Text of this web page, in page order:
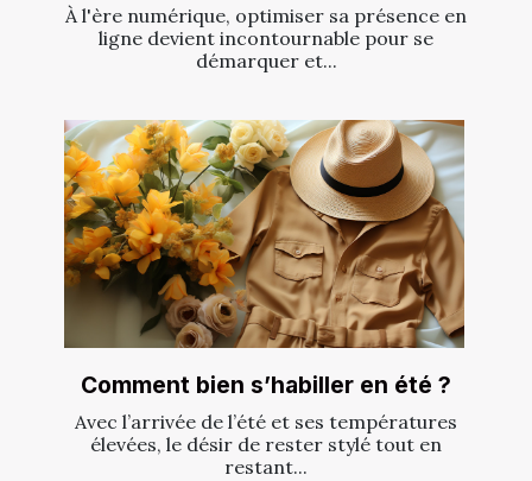
À l'ère numérique, optimiser sa présence en
ligne devient incontournable pour se
démarquer et...
Comment bien s’habiller en été ?
Avec l’arrivée de l’été et ses températures
élevées, le désir de rester stylé tout en
restant...